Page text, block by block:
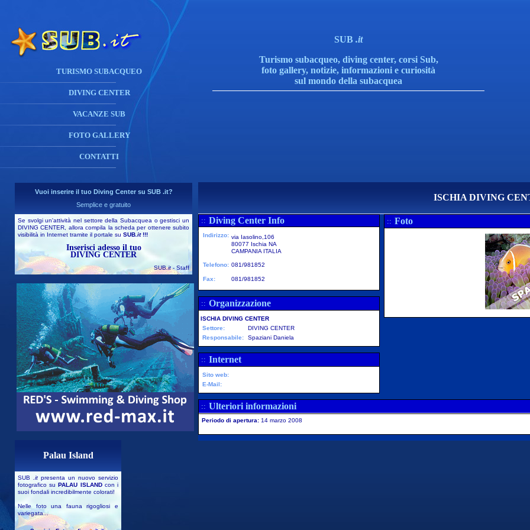
TURISMO SUBACQUEO
DIVING CENTER
VACANZE SUB
FOTO GALLERY
CONTATTI
Vuoi inserire il tuo Diving Center su SUB .it?
Semplice e gratuito
Se svolgi un'attività nel settore della Subacquea o gestisci un
DIVING CENTER, allora compila la scheda per ottenere subito
visibilità in Internet tramite il portale su SUB .it!!!
Inserisci adesso il tuo
DIVING CENTER
SUB.it- Staff
Palau Island
SUB .it presenta un nuovo servizio
fotografico suPALAU ISLANDcon i
suoi fondali incredibilmente colorati!
Nelle foto una fauna rigogliosi e
variegata...
SUB .it
Turismo subacqueo, diving center, corsi Sub,
foto gallery, notizie, informazioni e curiosità
sul mondo della subacquea
ISCHIA DIVING
:: Diving Center Info
Indirizzo: via Iasolino,106
80077 Ischia NA
CAMPANIA ITALIA
Telefono: 081/981852
Fax: 081/981852
:: Organizzazione
ISCHIA DIVING CENTER
Settore:
DIVING CENTER
Responsabile:
Spaziani Daniela
:: Internet
Sito web:
E-Mail:
:: Foto
:: Ulteriori informazioni
Periodo di apertura: 14 marzo 2008